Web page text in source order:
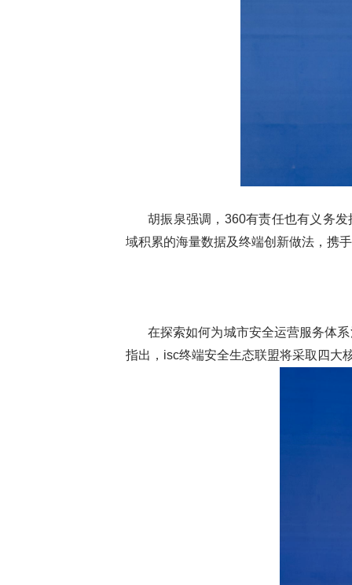
胡振泉强调，360有责任也有义务
域积累的海量数据及终端创新做法，携
在探索如何为城市安全运营服务体
指出，isc终端安全生态联盟将采取四大